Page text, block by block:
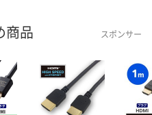
商品 スポンサー